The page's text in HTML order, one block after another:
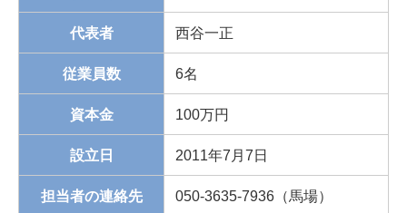
代表者 西谷一正
従業員数 6名
資本金 100万円
設立日 2011年7月7日
担当者の連絡先 050-3635-7936（馬場）